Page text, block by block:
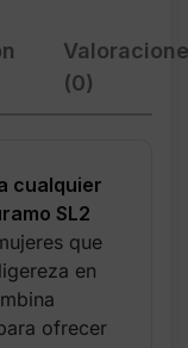
(0)
cualquier
SL2
que
en
ofrecer